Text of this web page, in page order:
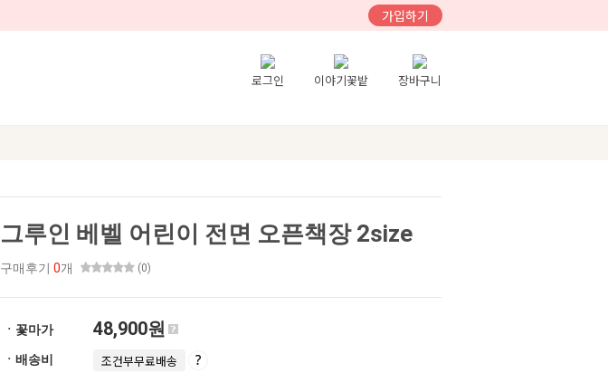
가입하기
로그인 이야기꽃밭 장바구니
그루인 베벨 어린이 전면 오픈책장 2size
구매후기 0개 (0)
ㆍ꽃마가 48,900원
ㆍ배송비 조건부무료배송